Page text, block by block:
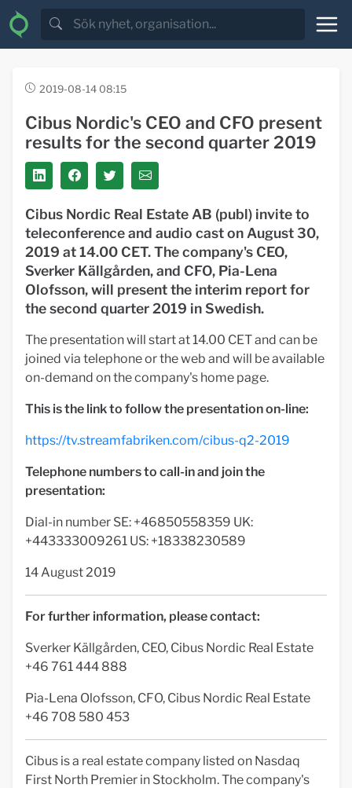
2019-08-14 08:15
Cibus Nordic's CEO and CFO present
results for the second quarter 2019
Cibus Nordic Real Estate AB (publ) invite to
teleconference and audio cast on August 30,
2019 at 14.00 CET. The company's CEO,
Sverker Källgården, and CFO, Pia-Lena
Olofsson, will present the interim report for
the second quarter 2019 in Swedish.
The presentation will start at 14.00 CET and can be
joined via telephone or the web and will be available
on-demand on the company's home page.
This is the link to follow the presentation on-line:
https://tv.streamfabriken.com/cibus-q2-2019
Telephone numbers to call-in and join the
presentation:
Dial-in number SE: +46850558359 UK:
+443333009261 US: +18338230589
14 August 2019
For further information, please contact:
Sverker Källgården, CEO, Cibus Nordic Real Estate
+46 761 444 888
Pia-Lena Olofsson, CFO, Cibus Nordic Real Estate
+46 708 580 453
Cibus is a real estate company listed on Nasdaq
First North Premier in Stockholm. The company's